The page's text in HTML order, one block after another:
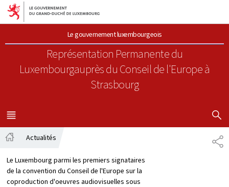
Aller au menu principal
Aller au contenu
Le gouvernement luxembourgeois
Représentation Permanente du
Luxembourgauprès du Conseil de l'Europe à
Strasbourg
MENU
PRINCIPAL
Actualités
Le Luxembourg parmi les premiers signataires
de la convention du Conseil de l'Europe sur la
coproduction d'oeuvres audiovisuelles sous